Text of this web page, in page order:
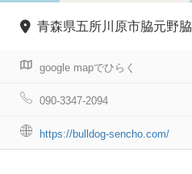
青森県五所川原市脇元野脇
google mapでひらく
090-3347-2094
https://bulldog-sencho.com/